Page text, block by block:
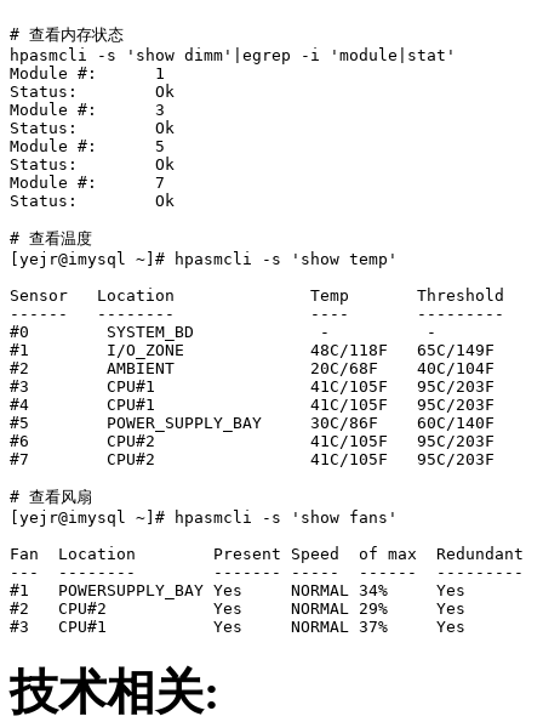
# 查看内存状态
hpasmcli -s 'show dimm'|egrep -i 'module|stat'
Module #:      1
Status:        Ok
Module #:      3
Status:        Ok
Module #:      5
Status:        Ok
Module #:      7
Status:        Ok
# 查看温度
[yejr@imysql ~]# hpasmcli -s 'show temp'
Sensor   Location              Temp       Threshold
------   --------              ----       ---------
#0        SYSTEM_BD             -          -
#1        I/O_ZONE             48C/118F   65C/149F
#2        AMBIENT              20C/68F    40C/104F
#3        CPU#1                41C/105F   95C/203F
#4        CPU#1                41C/105F   95C/203F
#5        POWER_SUPPLY_BAY     30C/86F    60C/140F
#6        CPU#2                41C/105F   95C/203F
#7        CPU#2                41C/105F   95C/203F
# 查看风扇
[yejr@imysql ~]# hpasmcli -s 'show fans'
Fan  Location        Present Speed  of max  Redundant
---  --------        ------- -----  ------  ---------
#1   POWERSUPPLY_BAY Yes     NORMAL
#2   CPU#2           Yes     NORMAL 29%
技术相关: